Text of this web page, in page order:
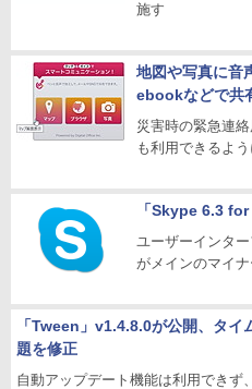
施す
地図や写真に音
ebookなどで共
災害時の緊急連
も利用できるよ
「Skype 6.3
ユーザーインタ
がメインのマイ
「Tween」v1.4.8.0が公開、タイ
題を修正
自動アップデート機能は利用できず